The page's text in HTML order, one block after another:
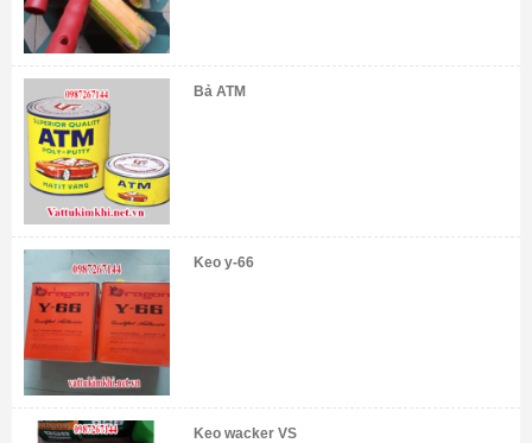
Bả ATM
Keo y-66
Keo wacker VS